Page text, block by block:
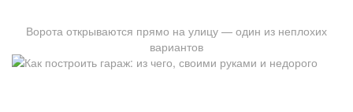
Ворота открываются прямо на улицу — один из неплохих
вариантов